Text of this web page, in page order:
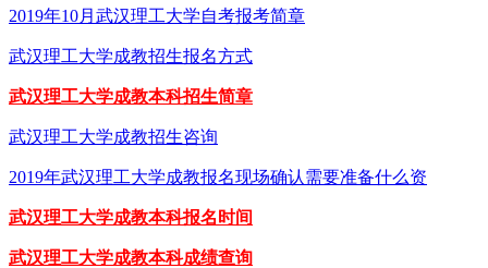
2019年10月武汉理工大学自考报考简章
武汉理工大学成教招生报名方式
武汉理工大学成教本科招生简章
武汉理工大学成教招生咨询
2019年武汉理工大学成教报名现场确认需要准备什么资
武汉理工大学成教本科报名时间
武汉理工大学成教本科成绩查询